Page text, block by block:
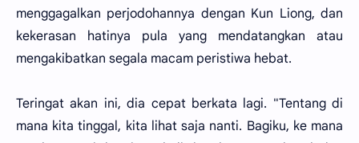
menggagalkan perjodohannya dengan Kun Liong, dan
kekerasan hatinya pula yang mendatangkan atau
mengakibatkan segala macam peristiwa hebat.
Teringat akan ini, dia cepat berkata lagi. "Tentang di
mana kita tinggal, kita lihat saja nanti. Bagiku, ke mana